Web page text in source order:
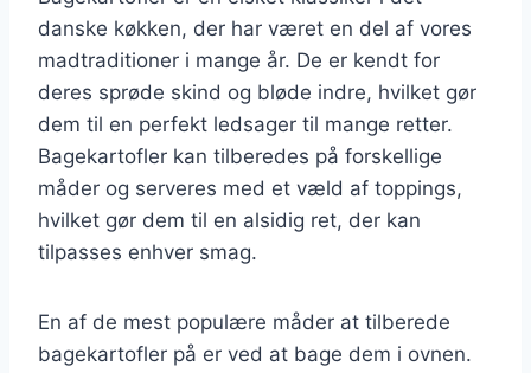
danske køkken, der har været en del af vores
madtraditioner i mange år. De er kendt for
deres sprøde skind og bløde indre, hvilket gør
dem til en perfekt ledsager til mange retter.
Bagekartofler kan tilberedes på forskellige
måder og serveres med et væld af toppings,
hvilket gør dem til en alsidig ret, der kan
tilpasses enhver smag.
En af de mest populære måder at tilberede
bagekartofler på er ved at bage dem i ovnen.